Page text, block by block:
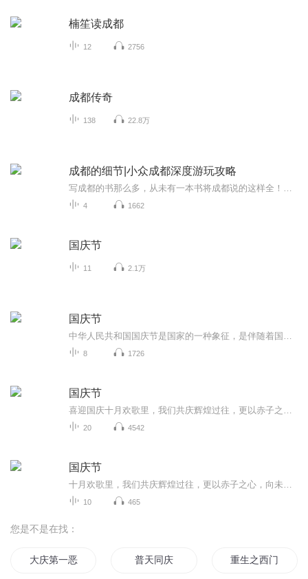
楠笙读成都
12 2756
成都传奇
138 22.8万
成都的细节|小众成都深度游玩攻略
4 1662
国庆节
11 2.1万
国庆节
8 1726
国庆节
20 4542
国庆节
10 465
您是不是在找：
大庆第一恶 普天同庆 重生之西门庆